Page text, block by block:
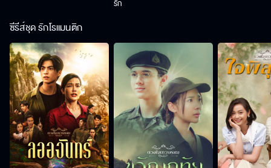
รัก
ซีรีส์ชุด รักโรแมนติก